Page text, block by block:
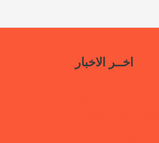
اخــر الاخبار